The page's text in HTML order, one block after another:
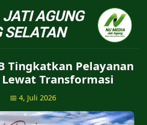
NU Jatiagung - Situs
Tingkatkan Pelayanan
Lewat Transformasi
📅 4, Juli 2026